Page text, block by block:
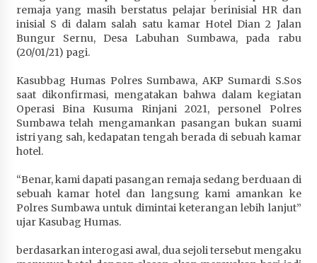
Penurunan Stunting di Sumbawa
1 bulan ago
Wabup Ansori Apresiasi Rekomendasi dan
1 bulan ago
Bupati Sumbawa Lepas 487 Atlet dari Berbagai
Cabor yang Akan Berjuang pada PORPROV XII
NTB 2026
BAZNAS Kabupaten Sumbawa Salurkan Bantuan
Program 100 Mustahik Per Desa di Desa Teluk
Santong
remaja yang masih berstatus pelajar berinisial HR dan
inisial S di dalam salah satu kamar Hotel Dian 2 Jalan
Bungur Sernu, Desa Labuhan Sumbawa, pada rabu
(20/01/21) pagi.
Kasubbag Humas Polres Sumbawa, AKP Sumardi S.Sos
saat dikonfirmasi, mengatakan bahwa dalam kegiatan
Operasi Bina Kusuma Rinjani 2021, personel Polres
Sumbawa telah mengamankan pasangan bukan suami
istri yang sah, kedapatan tengah berada di sebuah kamar
hotel.
“Benar, kami dapati pasangan remaja sedang berduaan di
sebuah kamar hotel dan langsung kami amankan ke
Polres Sumbawa untuk dimintai keterangan lebih lanjut”
ujar Kasubag Humas.
berdasarkan interogasi awal, dua sejoli tersebut mengaku